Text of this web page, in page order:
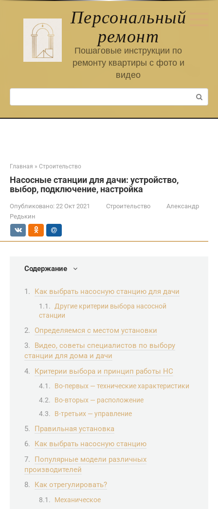
Персональный
ремонт
Пошаговые инструкции по
ремонту квартиры с фото и
видео
Поиск:
Главная » Строительство
Насосные станции для дачи: устройство,
выбор, подключение, настройка
Опубликовано: 22 Окт 2021 Строительство
Александр
Редькин
Содержание
Как выбрать насосную станцию для дачи
Другие критерии выбора насосной
станции
Определяемся с местом установки
Видео, советы специалистов по выбору
станции для дома и дачи
Критерии выбора и принцип работы НС
Во-первых — технические характеристики
Во-вторых — расположение
В-третьих — управление
Правильная установка
Как выбрать насосную станцию
Популярные модели различных
производителей
Как отрегулировать?
Механическое